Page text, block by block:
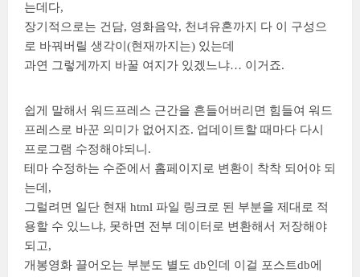
는데다,
장기적으로는 건담, 영화음악, 천녀유혼까지 다 이 구성으
로 바꿔버릴 생각이(현재까지는) 있는데
과연 그렇게까지 바꿀 여지가 있겠느냐… 이거죠.
쉽게 말해서 워드프레스 근간을 흔들어버리면 힘들여 워드
프레스로 바꾼 의미가 없어지죠. 업데이트할 때마다 다시
프로그램 수정해야되니.
테마 수정하는 수준에서 홈페이지로 변환이 착착 되어야 되
는데,
그럴려면 일단 현재 html 파일 링크로 된 부분을 제대로 적
용할 수 있느냐, 못하면 전부 데이터로 변환해서 저장해야
되고,
개봉영화 끌어오는 부분도 별도 db인데 이걸 포스트db에